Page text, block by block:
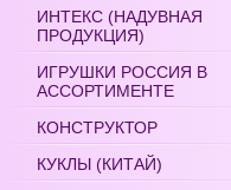
ИНТЕКС (НАДУВНАЯ
ПРОДУКЦИЯ)
ИГРУШКИ РОССИЯ В
АССОРТИМЕНТЕ
КОНСТРУКТОР
КУКЛЫ (КИТАЙ)